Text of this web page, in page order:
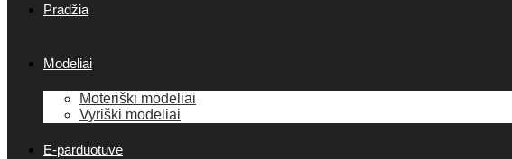
Pradžia
Modeliai
Moteriški modeliai
Vyriški modeliai
E-parduotuvė